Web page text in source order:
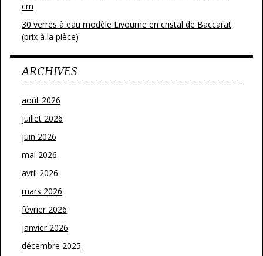
cm
30 verres à eau modèle Livourne en cristal de Baccarat
(prix à la pièce)
ARCHIVES
août 2026
juillet 2026
juin 2026
mai 2026
avril 2026
mars 2026
février 2026
janvier 2026
décembre 2025